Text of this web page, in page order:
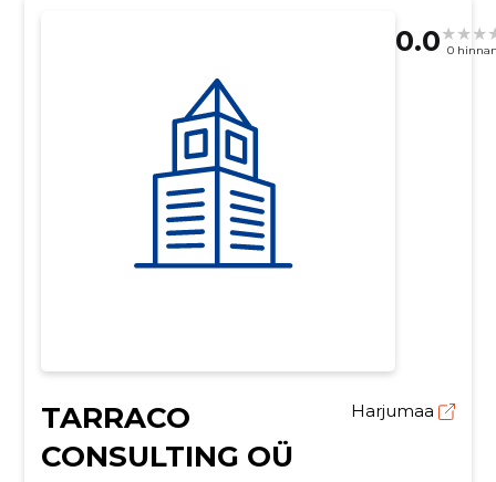
0.0 0
TARRACO
CONSULTING OÜ
Harjumaa